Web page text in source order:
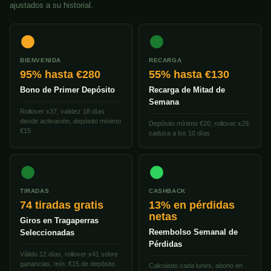
ajustados a su historial.
BIENVENIDA
95% hasta €280
Bono de Primer Depósito
Rollover x37, validez 18 días
desde activación, depósito mínimo
€15
RECARGA
55% hasta €130
Recarga de Mitad de
Semana
Depósito mínimo €20, rollover x29,
caduca a los 10 días
TIRADAS
74 tiradas gratis
Giros en Tragaperras
Seleccionadas
Válido 12 días, rollover x41 sobre
ganancias, mín. €15 de depósito
CASHBACK
13% en pérdidas
netas
Reembolso Semanal de
Pérdidas
Calculado cada lunes, abono en